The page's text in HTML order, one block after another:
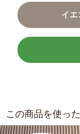
イエ
この商品を使っ